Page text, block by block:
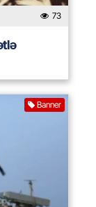
73
Banner